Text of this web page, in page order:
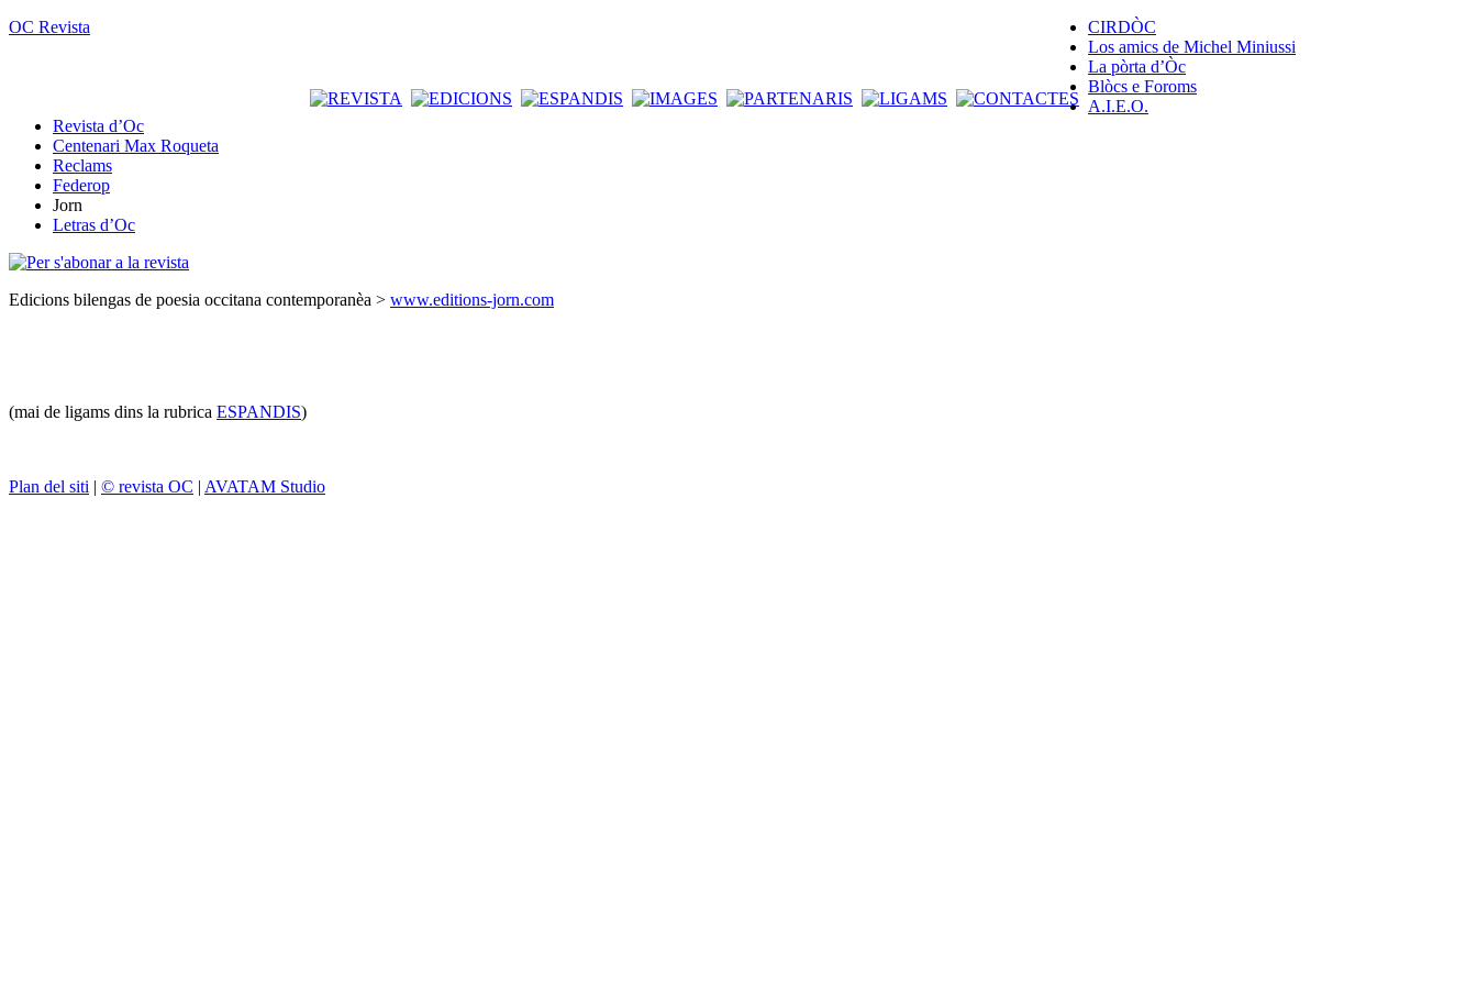
OC Revista
CIRDÒC
Los amics de Michel Miniussi
La pòrta d’Òc
Blòcs e Foroms
A.I.E.O.
Revista d’Oc
Centenari Max Roqueta
Reclams
Federop
Jorn
Letras d’Oc
Edicions bilengas de poesia occitana contemporanèa > www.editions-jorn.com
(mai de ligams dins la rubrica ESPANDIS)
Plan del siti | © revista OC | AVATAM Studio